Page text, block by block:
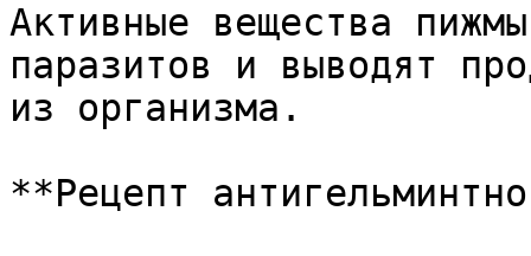
Активные вещества
паразитов и выводят
из организма.
**Рецепт